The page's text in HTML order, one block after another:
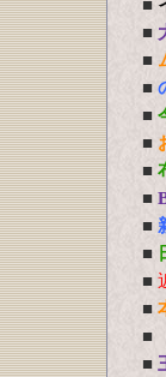
■
■
■
■
■
■
■
■
■
■
■
■
■
■